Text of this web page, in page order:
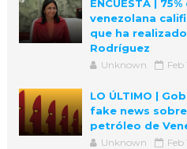
ENCUESTA |
venezolana
que ha
Rodríguez
Unknown Feb
LO ÚLTIMO |
fake news
petróleo de
Unknown Feb